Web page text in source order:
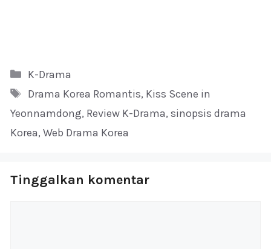
Kategori
K-Drama
Tag
Drama Korea Romantis, Kiss Scene in
Yeonnamdong, Review K-Drama, sinopsis drama
Korea, Web Drama Korea
Tinggalkan komentar